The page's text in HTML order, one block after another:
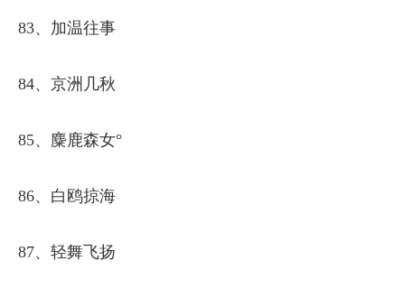
83、加温往事
84、京洲几秋
85、麋鹿森女°
86、白鸥掠海
87、轻舞飞扬